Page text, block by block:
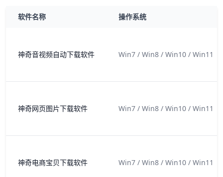
软件名称 操作系统
神奇音视频自动下载软件 Win7 / Win8 / Win10 / Win11
神奇网页图片下载软件 Win7 / Win8 / Win10 / Win11
神奇电商宝贝下载软件 Win7 / Win8 / Win10 / Win11